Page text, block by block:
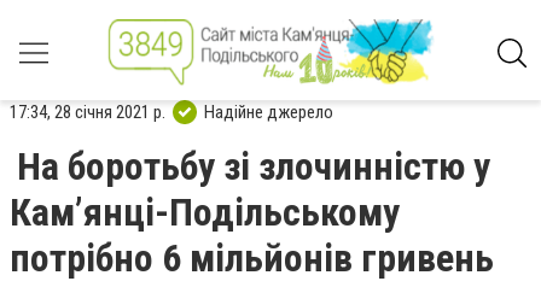
17:34, 28 січня 2021 р. Надійне джерело
На боротьбу зі злочинністю у
Кам’янці-Подільському
потрібно 6 мільйонів гривень